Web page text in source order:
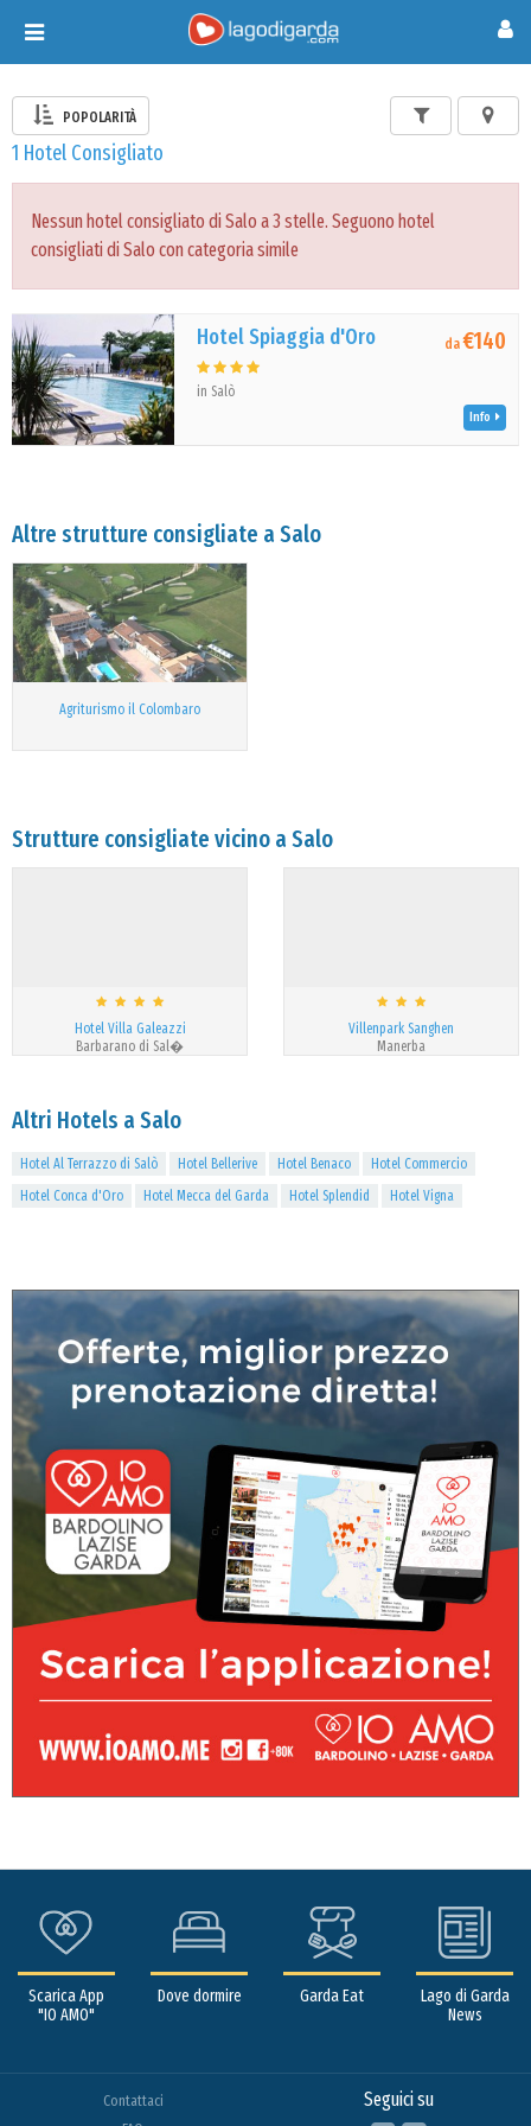
Toggle
navigation
POPOLARITÀ
1 Hotel Consigliato
Nessun hotel consigliato di Salo a 3 stelle. Seguono hotel
consigliati di Salo con categoria simile
Hotel Spiaggia d'Oro
in Salò
da€140
Info
Altre strutture consigliate a Salo
Agriturismo il Colombaro
Strutture consigliate vicino a Salo
Hotel Villa Galeazzi
Barbarano di Sal�
Villenpark Sanghen
Manerba
Altri Hotels a Salo
Hotel Al Terrazzo di Salò Hotel Bellerive Hotel Benaco
Hotel Commercio
Hotel Conca d'Oro
Hotel Mecca del Garda Hotel Splendid Hotel Vigna
Scarica App
"IO AMO"
Dove dormire Garda Eat
Lago di Garda
News
Contattaci
Seguici su